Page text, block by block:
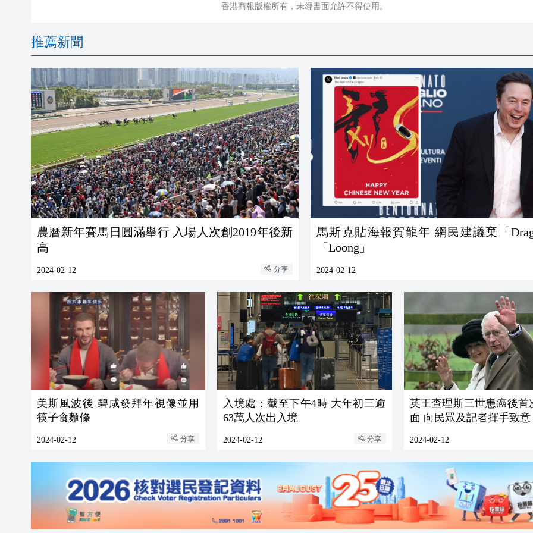
香港商報版權所有，未經書面允許不得使用。
推薦新聞
農曆新年賽馬日圓滿舉行 入場人次創2019年後新
高
2024-02-12 分享
馬斯克貼海報賀龍年 網民建議棄「
「Loong」
2024-02-12
美斯風波後 碧咸發拜年視像並用
筷子食麵條
2024-02-12 分享
入境處：截至下午4時 大年初三逾
63萬人次出入境
2024-02-12 分享
英王查理斯三世患癌後首
面 向民眾及記者揮手致意
2024-02-12